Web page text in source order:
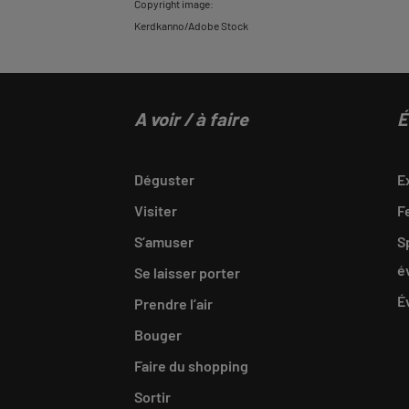
Copyright image:
Kerdkanno/Adobe Stock
A voir / à faire
Déguster
Visiter
S’amuser
Se laisser porter
Prendre l’air
Bouger
Faire du shopping
Sortir